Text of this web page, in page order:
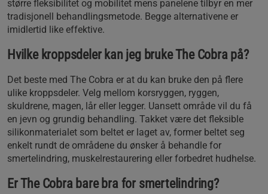
større fleksibilitet og mobilitet mens panelene tilbyr en mer
tradisjonell behandlingsmetode. Begge alternativene er
imidlertid like effektive.
Hvilke kroppsdeler kan jeg bruke The Cobra på?
Det beste med The Cobra er at du kan bruke den på flere
ulike kroppsdeler. Velg mellom korsryggen, ryggen,
skuldrene, magen, lår eller legger. Uansett område vil du få
en jevn og grundig behandling. Takket være det fleksible
silikonmaterialet som beltet er laget av, former beltet seg
enkelt rundt de områdene du ønsker å behandle for
smertelindring, muskelrestaurering eller forbedret hudhelse.
Er The Cobra bare bra for smertelindring?